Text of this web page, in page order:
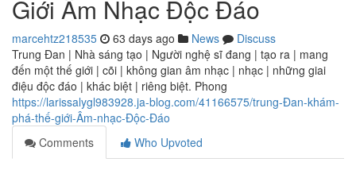
Giới Âm Nhạc Độc Đáo
marcehtz218535 63 days ago News
Discuss
Trung Đan | Nhà sáng tạo | Người nghệ sĩ đang | tạo ra | mang
đến một thế giới | cõi | không gian âm nhạc | nhạc | những giai
điệu độc đáo | khác biệt | riêng biệt. Phong
https://larissalygl983928.ja-blog.com/41166575/trung-Đan-khám-
phá-thế-giới-Âm-nhạc-Độc-Đáo
Comments
Who Upvoted